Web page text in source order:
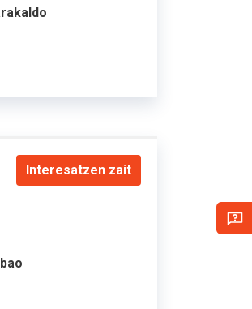
Interesatzen zait